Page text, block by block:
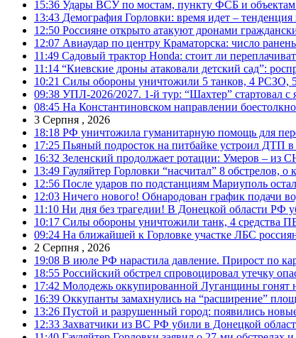
15:36 Удары ВСУ по мостам, пункту ФСБ и объектам
13:43 Демография Горловки: время идет – тенденция
12:50 Россияне открыто атакуют дронами
12:07 Авиаудар по центру Краматорска: число
11:49 Садовый трактор Honda: стоит ли
11:14 “Киевские дроны атаковали детский сад”:
10:21 Силы обороны уничтожили 5 танков, 4 РСЗО, 5
09:38 УПЛ-2026/2027. 1-й тур: “Шахтер” стартовал с
08:45 На Константиновском направлении
3 Серпня , 2026
18:18 РФ уничтожила гуманитарную помощь для
17:25 Пьяный подросток на питбайке устроил ДТП в
16:32 Зеленский продолжает ротации: Умеров –
13:49 Гауляйтер Горловки “насчитал” 8 обстрелов,
12:56 После ударов по подстанциям Мариуполь
12:03 Ничего нового! Обнародован график подачи
11:10 Ни дня без трагедии! В Донецкой области РФ
10:17 Силы обороны уничтожили танк, 4 средства
09:24 На ближайшей к Горловке участке ЛБС
2 Серпня , 2026
19:08 В июле РФ нарастила давление. Прирост по
18:55 Российский обстрел спровоцировал утечку
17:42 Молодежь оккупированной Луганщины гонят
16:39 Оккупанты замахнулись на “расширение”
13:26 Пустой и разрушенный город: появились
12:33 Захватчики из ВС РФ убили в Донецкой